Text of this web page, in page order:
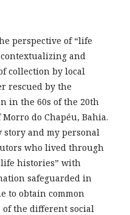
perspective of “life
and
collection by local
rescued by the
in the 60s of the 20th
do Chapéu, Bahia.
and my personal
who lived through
histories” with
safeguarded in
to obtain common
the different social